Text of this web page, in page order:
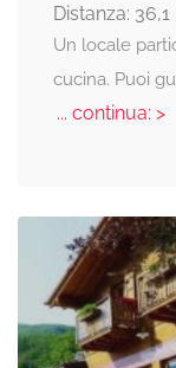
Distanza: 36,1
Un locale
cucina. Puoi
... continua: >